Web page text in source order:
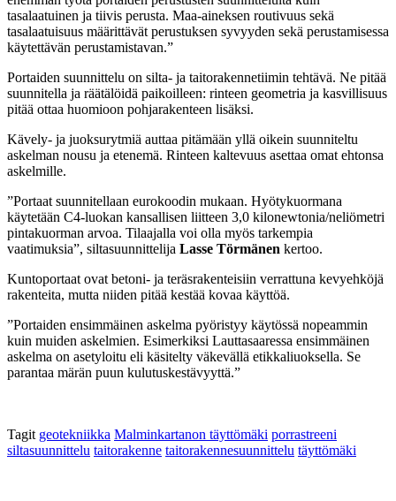
tasalaatuinen ja tiivis perusta. Maa-aineksen routivuus sekä
tasalaatuisuus määrittävät perustuksen syvyyden sekä perustamisessa
käytettävän perustamistavan.”
Portaiden suunnittelu on silta- ja taitorakennetiimin tehtävä. Ne pitää
suunnitella ja räätälöidä paikoilleen: rinteen geometria ja kasvillisuus
pitää ottaa huomioon pohjarakenteen lisäksi.
Kävely- ja juoksurytmiä auttaa pitämään yllä oikein suunniteltu
askelman nousu ja etenemä. Rinteen kaltevuus asettaa omat ehtonsa
askelmille.
”Portaat suunnitellaan eurokoodin mukaan. Hyötykuormana
käytetään C4-luokan kansallisen liitteen 3,0 kilonewtonia/neliömetri
pintakuorman arvoa. Tilaajalla voi olla myös tarkempia
vaatimuksia”, siltasuunnittelija Lasse Törmänen kertoo.
Kuntoportaat ovat betoni- ja teräsrakenteisiin verrattuna kevyehköjä
rakenteita, mutta niiden pitää kestää kovaa käyttöä.
”Portaiden ensimmäinen askelma pyöristyy käytössä nopeammin
kuin muiden askelmien. Esimerkiksi Lauttasaaressa ensimmäinen
askelma on asetyloitu eli käsitelty väkevällä etikkaliuoksella. Se
parantaa märän puun kulutuskestävyyttä.”
Tagit geotekniikka Malminkartanon täyttömäki porrastreeni
siltasuunnittelu taitorakenne taitorakennesuunnittelu täyttömäki